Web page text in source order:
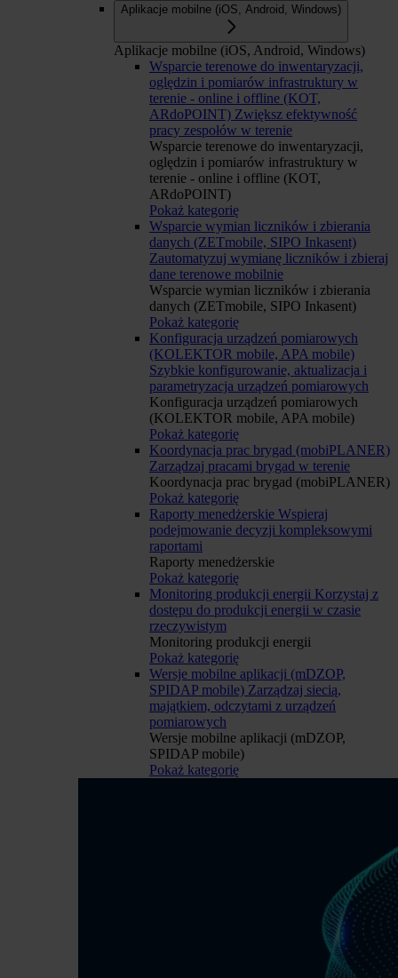
Aplikacje mobilne (iOS, Android, Windows)
Aplikacje mobilne (iOS, Android, Windows)
Wsparcie terenowe do inwentaryzacji,
oględzin i pomiarów infrastruktury w
terenie - online i offline (KOT,
ARdoPOINT) Zwiększ efektywność
pracy zespołów w terenie
Wsparcie terenowe do inwentaryzacji,
oględzin i pomiarów infrastruktury w
terenie - online i offline (KOT,
ARdoPOINT)
Pokaż kategorię
Wsparcie wymian liczników i zbierania
danych (ZETmobile, SIPO Inkasent)
Zautomatyzuj wymianę liczników i zbieraj
dane terenowe mobilnie
Wsparcie wymian liczników i zbierania
danych (ZETmobile, SIPO Inkasent)
Pokaż kategorię
Konfiguracja urządzeń pomiarowych
(KOLEKTOR mobile, APA mobile)
Szybkie konfigurowanie, aktualizacja i
parametryzacja urządzeń pomiarowych
Konfiguracja urządzeń pomiarowych
(KOLEKTOR mobile, APA mobile)
Pokaż kategorię
Koordynacja prac brygad (mobiPLANER)
Zarządzaj pracami brygad w terenie
Koordynacja prac brygad (mobiPLANER)
Pokaż kategorię
Raporty menedżerskie Wspieraj
podejmowanie decyzji kompleksowymi
raportami
Raporty menedżerskie
Pokaż kategorię
Monitoring produkcji energii Korzystaj z
dostępu do produkcji energii w czasie
rzeczywistym
Monitoring produkcji energii
Pokaż kategorię
Wersje mobilne aplikacji (mDZOP,
SPIDAP mobile) Zarządzaj siecią,
majątkiem, odczytami z urządzeń
pomiarowych
Wersje mobilne aplikacji (mDZOP,
SPIDAP mobile)
Pokaż kategorię